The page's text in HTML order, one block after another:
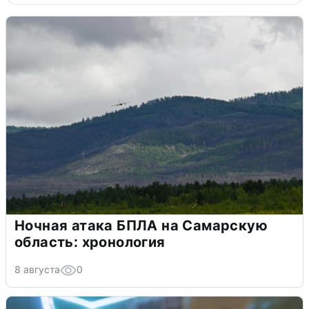
Ночная атака БПЛА на Самарскую
область: хронология
8 августа 0